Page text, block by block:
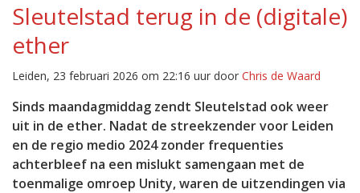
Sleutelstad terug in de (digitale)
ether
Leiden, 23 februari 2026 om 22:16 uur door Chris de Waard
Sinds maandagmiddag zendt Sleutelstad ook weer
uit in de ether. Nadat de streekzender voor Leiden
en de regio medio 2024 zonder frequenties
achterbleef na een mislukt samengaan met de
toenmalige omroep Unity, waren de uitzendingen via